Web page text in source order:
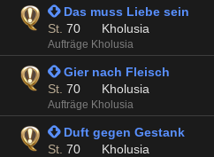
 Das muss Liebe sein
St. 70 Kholusia
Aufträge Kholusia
 Gier nach Fleisch
St. 70 Kholusia
Aufträge Kholusia
 Duft gegen Gestank
St. 70 Kholusia